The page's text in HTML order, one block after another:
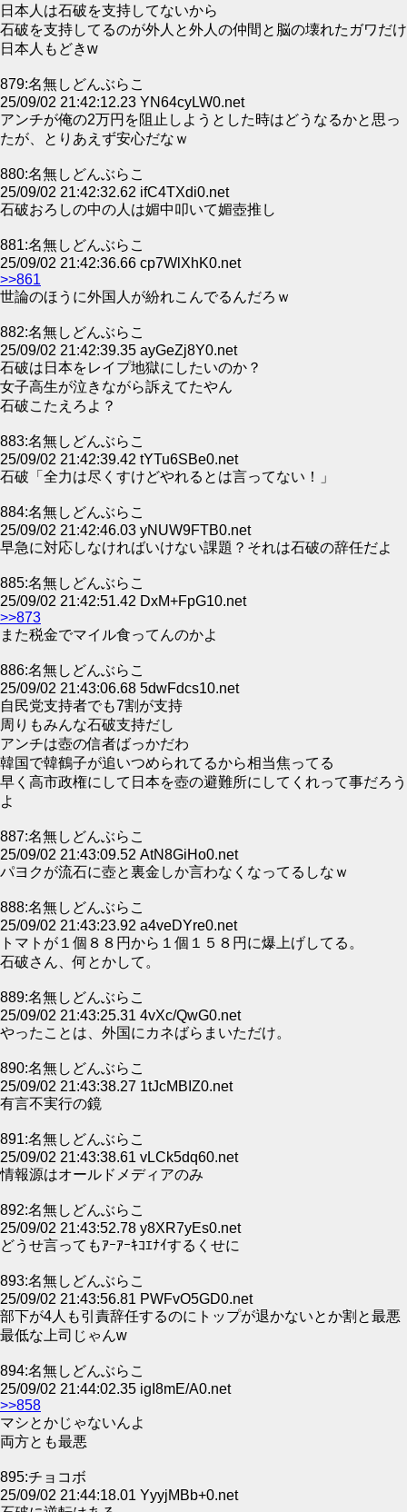
日本人は石破を支持してないから
石破を支持してるのが外人と外人の仲間と脳の壊れたガワだけ
日本人もどきw
879:名無しどんぶらこ
25/09/02 21:42:12.23 YN64cyLW0.net
アンチが俺の2万円を阻止しようとした時はどうなるかと思っ
たが、とりあえず安心だなｗ
880:名無しどんぶらこ
25/09/02 21:42:32.62 ifC4TXdi0.net
石破おろしの中の人は媚中叩いて媚壺推し
881:名無しどんぶらこ
25/09/02 21:42:36.66 cp7WlXhK0.net
>>861
世論のほうに外国人が紛れこんでるんだろｗ
882:名無しどんぶらこ
25/09/02 21:42:39.35 ayGeZj8Y0.net
石破は日本をレイプ地獄にしたいのか？
女子高生が泣きながら訴えてたやん
石破こたえろよ？
883:名無しどんぶらこ
25/09/02 21:42:39.42 tYTu6SBe0.net
石破「全力は尽くすけどやれるとは言ってない！」
884:名無しどんぶらこ
25/09/02 21:42:46.03 yNUW9FTB0.net
早急に対応しなければいけない課題？それは石破の辞任だよ
885:名無しどんぶらこ
25/09/02 21:42:51.42 DxM+FpG10.net
>>873
また税金でマイル食ってんのかよ
886:名無しどんぶらこ
25/09/02 21:43:06.68 5dwFdcs10.net
自民党支持者でも7割が支持
周りもみんな石破支持だし
アンチは壺の信者ばっかだわ
韓国で韓鶴子が追いつめられてるから相当焦ってる
早く高市政権にして日本を壺の避難所にしてくれって事だろう
よ
887:名無しどんぶらこ
25/09/02 21:43:09.52 AtN8GiHo0.net
パヨクが流石に壺と裏金しか言わなくなってるしなｗ
888:名無しどんぶらこ
25/09/02 21:43:23.92 a4veDYre0.net
トマトが１個８８円から１個１５８円に爆上げしてる。
石破さん、何とかして。
889:名無しどんぶらこ
25/09/02 21:43:25.31 4vXc/QwG0.net
やったことは、外国にカネばらまいただけ。
890:名無しどんぶらこ
25/09/02 21:43:38.27 1tJcMBIZ0.net
有言不実行の鏡
891:名無しどんぶらこ
25/09/02 21:43:38.61 vLCk5dq60.net
情報源はオールドメディアのみ
892:名無しどんぶらこ
25/09/02 21:43:52.78 y8XR7yEs0.net
どうせ言ってもｱｰｱｰｷｺｴﾅｲするくせに
893:名無しどんぶらこ
25/09/02 21:43:56.81 PWFvO5GD0.net
部下が4人も引責辞任するのにトップが退かないとか割と最悪
最低な上司じゃんw
894:名無しどんぶらこ
25/09/02 21:44:02.35 igI8mE/A0.net
>>858
マシとかじゃないんよ
両方とも最悪
895:チョコボ
25/09/02 21:44:18.01 YyyjMBb+0.net